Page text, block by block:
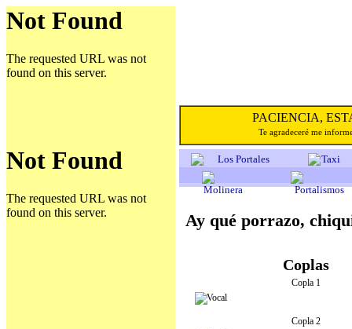
PACIENCIA,
Te agradeceré me
Ay qué porrazo,
Coplas
Copla 1
Copla 2